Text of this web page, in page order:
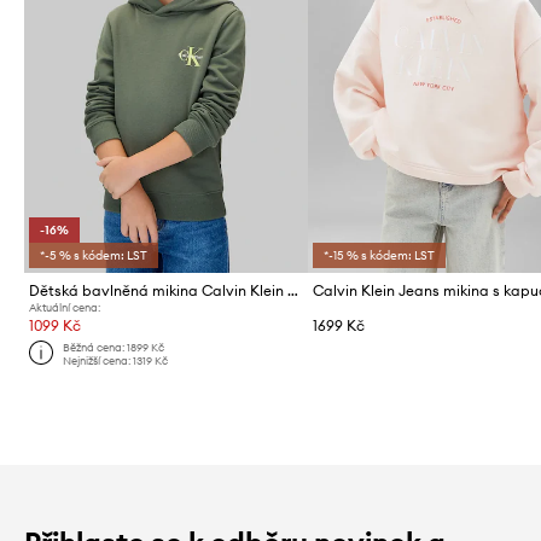
-16%
*-5 % s kódem: LST
Dětská bavlněná mikina Calvin Klein Jeans
Aktuální cena:
1099 Kč
Běžná cena:1899 Kč
Nejnižší cena:1319 Kč
*-15 % s kódem: LST
1699 Kč